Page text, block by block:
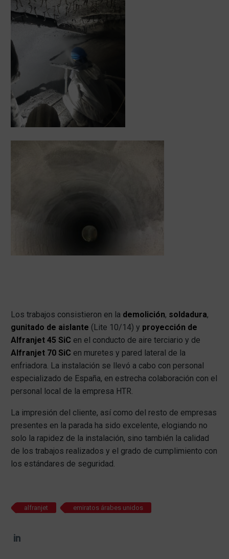
Los trabajos consistieron en la demolición, soldadura,
gunitado de aislante (Lite 10/14) y proyección de
Alfranjet 45 SiC en el conducto de aire terciario y de
Alfranjet 70 SiC en muretes y pared lateral de la
enfriadora. La instalación se llevó a cabo con personal
especializado de España, en estrecha colaboración con el
personal local de la empresa HTR.
La impresión del cliente, así como del resto de empresas
presentes en la parada ha sido excelente, elogiando no
solo la rapidez de la instalación, sino también la calidad
de los trabajos realizados y el grado de cumplimiento con
los estándares de seguridad.
alfranjet emiratos árabes unidos